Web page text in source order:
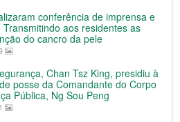
conferência de imprensa e
Transmitindo aos residentes as
do cancro da pele
Chan Tsz King, presidiu à
posse da Comandante do Corpo
Pública, Ng Sou Peng